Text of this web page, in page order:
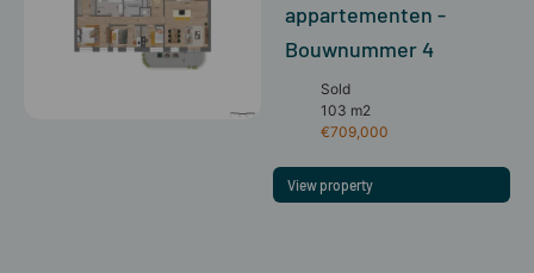
appartementen -
Bouwnummer 4
Sold
103 m2
€709,000
View property